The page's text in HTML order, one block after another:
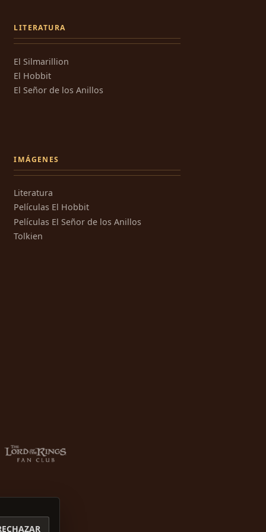
LITERATURA
El Silmarillion
El Hobbit
El Señor de los Anillos
IMÁGENES
Literatura
Películas El Hobbit
Películas El Señor de los Anillos
Tolkien